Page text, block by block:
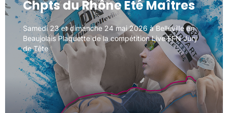
Chpts du Rhône Eté Maîtres
Samedi 23 et dimanche 24 mai 2026 à Belleville en
Beaujolais Plaquette de la compétition Live FFN Jury
de Tête
Chpts du Rhône Eté Maîtres
Samedi 23 et dimanche 24 mai 2026 à Belleville en
Beaujolais Plaquette de la compétition Live FFN Jury
de Tête